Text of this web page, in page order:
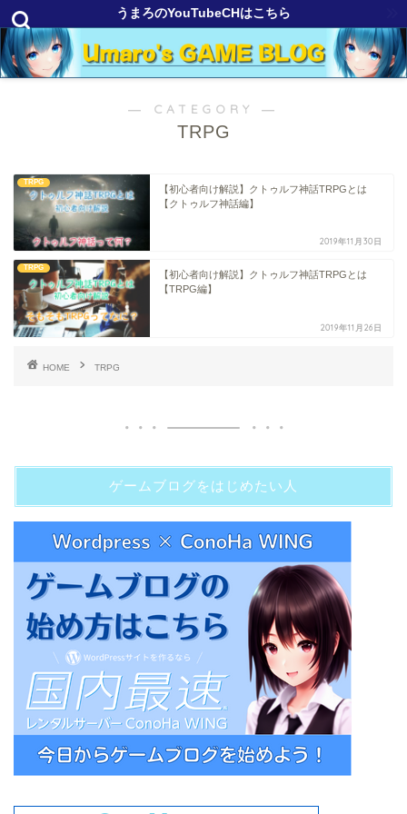
うまろのYouTubeCHはこちら
― CATEGORY ―
TRPG
TRPG
【初心者向け解説】クトゥルフ神話TRPGとは
【クトゥルフ神話編】
2019年11月30日
TRPG
【初心者向け解説】クトゥルフ神話TRPGとは
【TRPG編】
2019年11月26日
HOME TRPG
ゲームブログをはじめたい人